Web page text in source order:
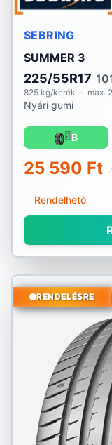
SEBRING
SUMMER 3
225/55R17
825 kg/kerék · max.
Nyári gumi
B
25 590 Ft
Rendelhető
RENDELÉSRE